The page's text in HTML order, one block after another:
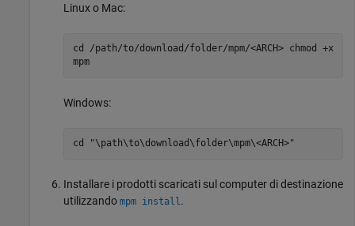
Linux o Mac:
cd /path/to/download/folder/mpm/<ARCH> chmod +x
mpm
Windows:
cd "\path\to\download\folder\mpm\<ARCH>"
Installare i prodotti scaricati sul computer di destinazione
utilizzando mpm install.